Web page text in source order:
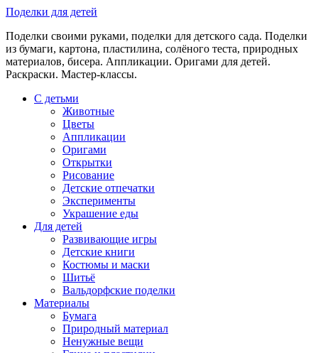
Skip
content
Поделки для детей
Поделки своими руками, поделки для детского сада. Поделки
из бумаги, картона, пластилина, солёного теста, природных
материалов, бисера. Аппликации. Оригами для детей.
Раскраски. Мастер-классы.
С детьми
Животные
Цветы
Аппликации
Оригами
Открытки
Рисование
Детские отпечатки
Эксперименты
Украшение еды
Для детей
Развивающие игры
Детские книги
Костюмы и маски
Шитьё
Вальдорфские поделки
Материалы
Бумага
Природный материал
Ненужные вещи